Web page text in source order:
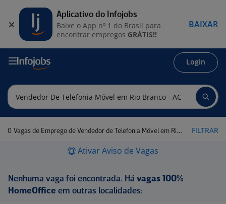
Login
0 Vagas de Emprego de Vendedor de Telefonia Móvel em Rio Branco - AC FILTRAR
Ativar Aviso de Vagas
Nenhuma vaga foi encontrada. Há vagas 100%
HomeOffice em outras localidades:
Aplicativo do Infojobs
Baixe o App nº 1 do Brasil para
encontrar empregos GRÁTIS!!
BAIXAR